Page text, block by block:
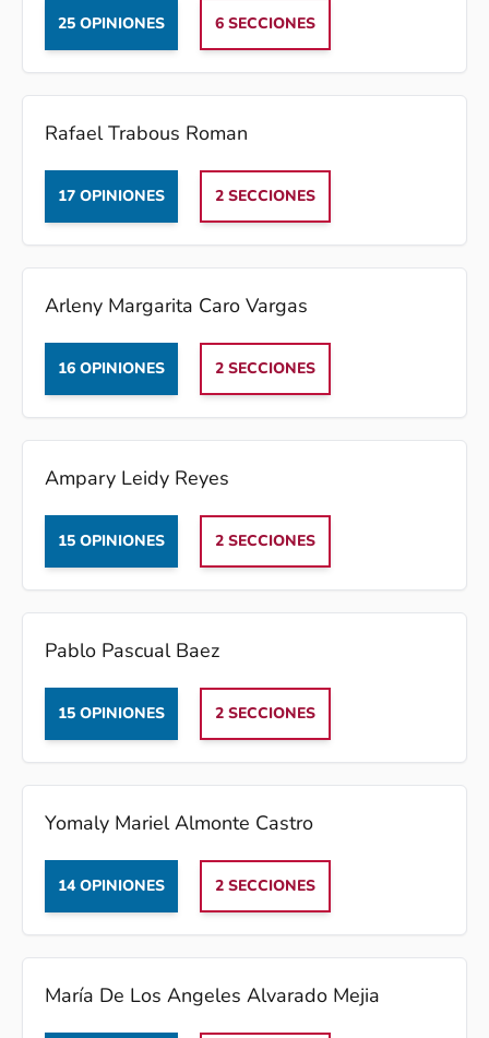
25 OPINIONES 6 SECCIONES
Rafael Trabous Roman
17 OPINIONES 2 SECCIONES
Arleny Margarita Caro Vargas
16 OPINIONES 2 SECCIONES
Ampary Leidy Reyes
15 OPINIONES 2 SECCIONES
Pablo Pascual Baez
15 OPINIONES 2 SECCIONES
Yomaly Mariel Almonte Castro
14 OPINIONES 2 SECCIONES
María De Los Angeles Alvarado Mejia